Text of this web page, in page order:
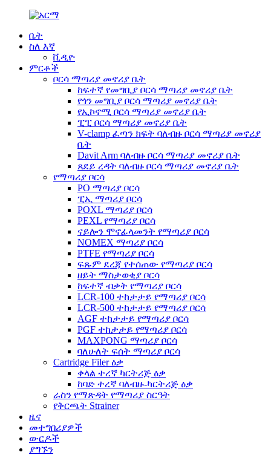
ቤት
ስለ እኛ
ቪዲዮ
ምርቶች
ቦርሳ ማጣሪያ መኖሪያ ቤት
ከፍተኛ የመግቢያ ቦርሳ ማጣሪያ መኖሪያ ቤት
የጎን መግቢያ ቦርሳ ማጣሪያ መኖሪያ ቤት
የኢኮኖሚ ቦርሳ ማጣሪያ መኖሪያ ቤት
ፒፒ ቦርሳ ማጣሪያ መኖሪያ ቤት
V-clamp ፈጣን ክፍት ባለብዙ ቦርሳ ማጣሪያ መኖሪያ
ቤት
Davit Arm ባለብዙ ቦርሳ ማጣሪያ መኖሪያ ቤት
ጸደይ ረዳት ባለብዙ ቦርሳ ማጣሪያ መኖሪያ ቤት
የማጣሪያ ቦርሳ
PO ማጣሪያ ቦርሳ
ፒኢ ማጣሪያ ቦርሳ
POXL ማጣሪያ ቦርሳ
PEXL የማጣሪያ ቦርሳ
ናይሎን ሞኖፊላመንት የማጣሪያ ቦርሳ
NOMEX ማጣሪያ ቦርሳ
PTFE የማጣሪያ ቦርሳ
ፍጹም ደረጃ የተሰጠው የማጣሪያ ቦርሳ
ዘይት ማስታወቂያ ቦርሳ
ከፍተኛ ብቃት የማጣሪያ ቦርሳ
LCR-100 ተከታታይ የማጣሪያ ቦርሳ
LCR-500 ተከታታይ የማጣሪያ ቦርሳ
AGF ተከታታይ የማጣሪያ ቦርሳ
PGF ተከታታይ የማጣሪያ ቦርሳ
MAXPONG ማጣሪያ ቦርሳ
ባለሁለት ፍሰት ማጣሪያ ቦርሳ
Cartridge Filer ዕቃ
ቀላል ተረኛ ካርትሪጅ ዕቃ
ከባድ ተረኛ ባለብዙ-ካርትሪጅ ዕቃ
ራስን የማጽዳት የማጣሪያ ስርዓት
የቅርጫት Strainer
ዜና
መተግበሪያዎች
ውርዶች
ያግኙን